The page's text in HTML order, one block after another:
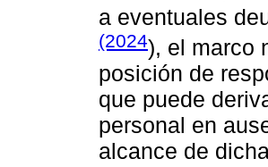
a eventuales
(2024), el marco
posición de
que puede
personal en
alcance de